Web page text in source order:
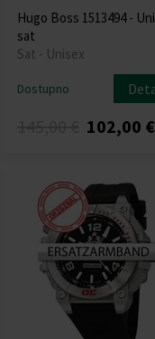
Hugo Boss 1513494 -
sat
Sat - Unisex
Dostupno
102,00 €